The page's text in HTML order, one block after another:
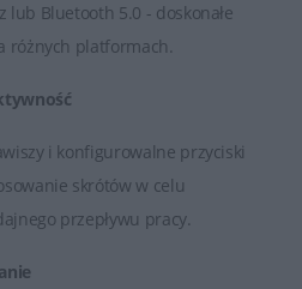
lub Bluetooth 5.0 - doskonałe
różnych platformach.
i konfigurowalne przyciski
skrótów w celu
przepływu pracy.